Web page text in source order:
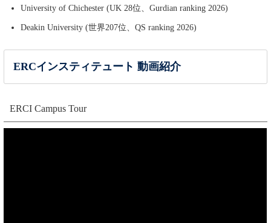
University of Chichester (UK 28位、Gurdian ranking 2026)
Deakin University (世界207位、QS ranking 2026)
ERCインスティテュート 動画紹介
ERCI Campus Tour